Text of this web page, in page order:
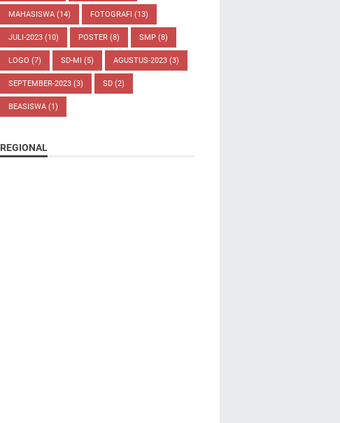
MAHASISWA (14) FOTOGRAFI (13)
JULI-2023 (10) POSTER (8) SMP (8)
LOGO (7) SD-MI (5) AGUSTUS-2023 (3)
SEPTEMBER-2023 (3) SD (2)
BEASISWA (1)
REGIONAL